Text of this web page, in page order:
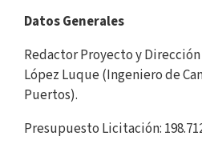
Datos Generales
Redactor Proyecto y Dirección
López Luque (Ingeniero de
Puertos).
Presupuesto Licitación: